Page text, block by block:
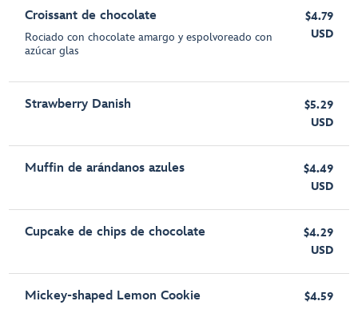
Croissant de chocolate
Rociado con chocolate amargo y espolvoreado con
azúcar glas
$4.79
USD
Strawberry Danish
$5.29
USD
Muffin de arándanos azules
$4.49
USD
Cupcake de chips de chocolate
$4.29
USD
Mickey-shaped Lemon Cookie
$4.59